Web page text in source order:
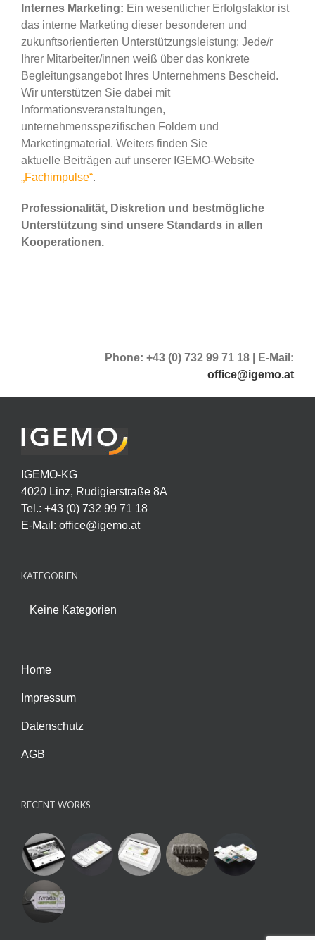
Internes Marketing: Ein wesentlicher Erfolgsfaktor ist
das interne Marketing dieser besonderen und
zukunftsorientierten Unterstützungsleistung: Jede/r
Ihrer Mitarbeiter/innen weiß über das konkrete
Begleitungsangebot Ihres Unternehmens Bescheid.
Wir unterstützen Sie dabei mit
Informationsveranstaltungen,
unternehmensspezifischen Foldern und
Marketingmaterial. Weiters finden Sie
aktuelle Beiträgen auf unserer IGEMO-Website
„Fachimpulse“.
Professionalität, Diskretion und bestmögliche
Unterstützung sind unsere Standards in allen
Kooperationen.
Phone: +43 (0) 732 99 71 18 | E-Mail:
office@igemo.at
IGEMO-KG
4020 Linz, Rudigierstraße 8A
Tel.: +43 (0) 732 99 71 18
E-Mail: office@igemo.at
KATEGORIEN
Keine Kategorien
Home
Impressum
Datenschutz
AGB
RECENT WORKS